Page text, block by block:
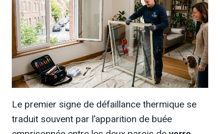
Le premier signe de défaillance thermique se
traduit souvent par l’apparition de buée